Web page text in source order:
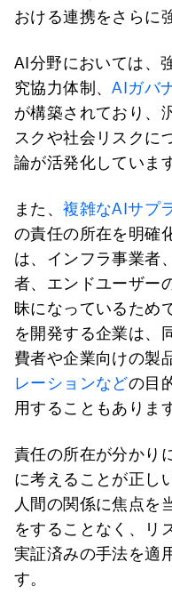
おける連携をさらに
AI分野においては、
究協力体制、AIガバ
が構築されており、
スクや社会リスクに
論が活発化していま
また、複雑なAIサプ
の責任の所在を明確
は、インフラ事業者
者、エンドユーザー
昧になっているため
を開発する企業は、
費者や企業向けの製
レーションなどの目
用することもありま
責任の所在が分かり
に考えることが正し
人間の関係に焦点を
をすることなく、リ
実証済みの手法を適
す。